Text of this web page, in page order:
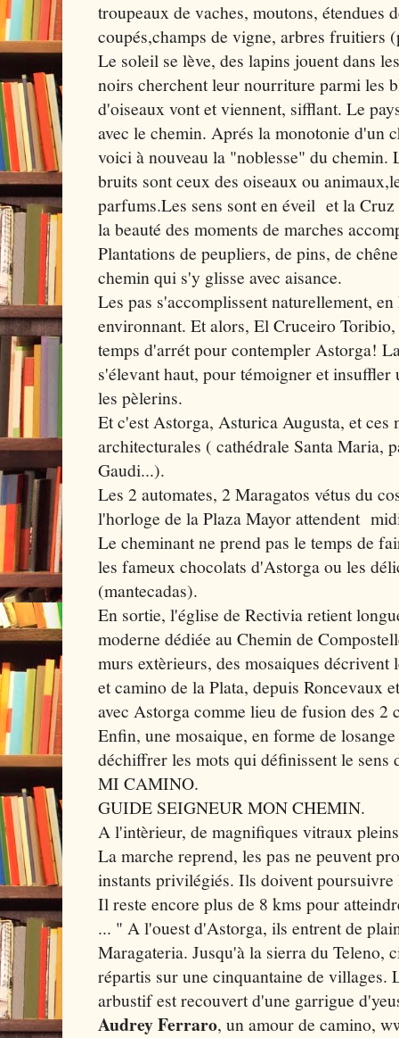
troupeaux de vaches, moutons, étendues
coupés,champs de vigne, arbres fruitiers
Le soleil se lève, des lapins jouent dans
noirs cherchent leur nourriture parmi les
d'oiseaux vont et viennent, sifflant. Le
avec le chemin. Aprés la monotonie d'un
voici à nouveau la "noblesse" du chemin.
bruits sont ceux des oiseaux ou
parfums.Les sens sont en éveil et la
la beauté des moments de marches
Plantations de peupliers, de pins, de
chemin qui s'y glisse avec aisance.
Les pas s'accomplissent naturellement,
environnant. Et alors, El Cruceiro
temps d'arrét pour contempler Astorga!
s'élevant haut, pour témoigner et insuffler
les pèlerins.
Et c'est Astorga, Asturica Augusta, et ces
architecturales ( cathédrale Santa Maria,
Gaudi...).
Les 2 automates, 2 Maragatos vétus du
l'horloge de la Plaza Mayor attendent
Le cheminant ne prend pas le temps de
les fameux chocolats d'Astorga ou les
(mantecadas).
En sortie, l'église de Rectivia retient
moderne dédiée au Chemin de
murs extèrieurs, des mosaiques décrivent
et camino de la Plata, depuis Roncevaux
avec Astorga comme lieu de fusion des 2
Enfin, une mosaique, en forme de
déchiffrer les mots qui définissent le
MI CAMINO.
GUIDE SEIGNEUR MON CHEMIN.
A l'intèrieur, de magnifiques vitraux
La marche reprend, les pas ne peuvent
instants privilégiés. Ils doivent poursuivre
Il reste encore plus de 8 kms pour
... " A l'ouest d'Astorga, ils entrent de
Maragateria. Jusqu'à la sierra du Teleno,
répartis sur une cinquantaine de villages.
arbustif est recouvert d'une garrigue
Audrey Ferraro, un amour de camino,